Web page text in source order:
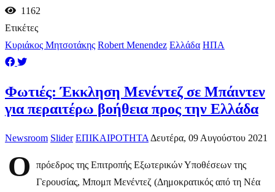
1162
Ετικέτες
Κυριάκος Μητσοτάκης Robert Menendez Ελλάδα ΗΠΑ
Φωτιές: Έκκληση Μενέντεζ σε Μπάιντεν
για περαιτέρω βοήθεια προς την Ελλάδα
Newsroom Slider ΕΠΙΚΑΙΡΟΤΗΤΑ Δευτέρα, 09 Αυγούστου 2021
Ο
πρόεδρος της Επιτροπής Εξωτερικών Υποθέσεων της
Γερουσίας, Μπομπ Μενέντεζ (Δημοκρατικός από τη Νέα